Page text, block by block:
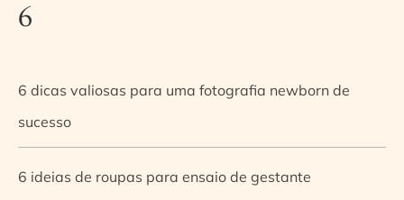
6
6 dicas valiosas para uma fotografia newborn de
sucesso
6 ideias de roupas para ensaio de gestante